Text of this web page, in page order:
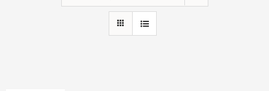
Process